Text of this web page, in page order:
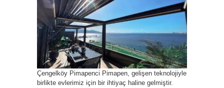
Çengelköy Pimapenci Pimapen, gelişen teknolojiyle
birlikte evlerimiz için bir ihtiyaç haline gelmiştir.